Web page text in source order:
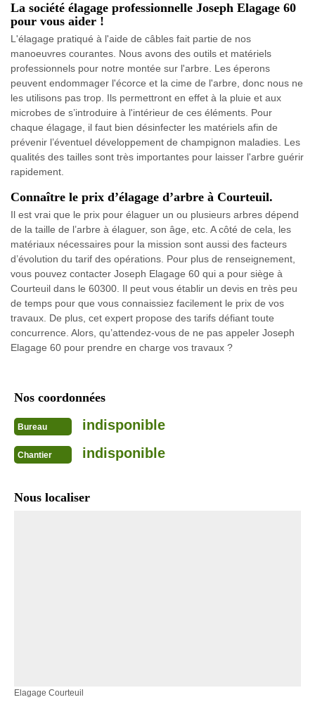
La société élagage professionnelle Joseph Elagage 60
pour vous aider !
L'élagage pratiqué à l'aide de câbles fait partie de nos
manoeuvres courantes. Nous avons des outils et matériels
professionnels pour notre montée sur l'arbre. Les éperons
peuvent endommager l'écorce et la cime de l'arbre, donc nous ne
les utilisons pas trop. Ils permettront en effet à la pluie et aux
microbes de s’introduire à l'intérieur de ces éléments. Pour
chaque élagage, il faut bien désinfecter les matériels afin de
prévenir l’éventuel développement de champignon maladies. Les
qualités des tailles sont très importantes pour laisser l'arbre guérir
rapidement.
Connaître le prix d’élagage d’arbre à Courteuil.
Il est vrai que le prix pour élaguer un ou plusieurs arbres dépend
de la taille de l’arbre à élaguer, son âge, etc. A côté de cela, les
matériaux nécessaires pour la mission sont aussi des facteurs
d’évolution du tarif des opérations. Pour plus de renseignement,
vous pouvez contacter Joseph Elagage 60 qui a pour siège à
Courteuil dans le 60300. Il peut vous établir un devis en très peu
de temps pour que vous connaissiez facilement le prix de vos
travaux. De plus, cet expert propose des tarifs défiant toute
concurrence. Alors, qu’attendez-vous de ne pas appeler Joseph
Elagage 60 pour prendre en charge vos travaux ?
Nos coordonnées
Bureau indisponible
Chantier indisponible
Nous localiser
Elagage Courteuil